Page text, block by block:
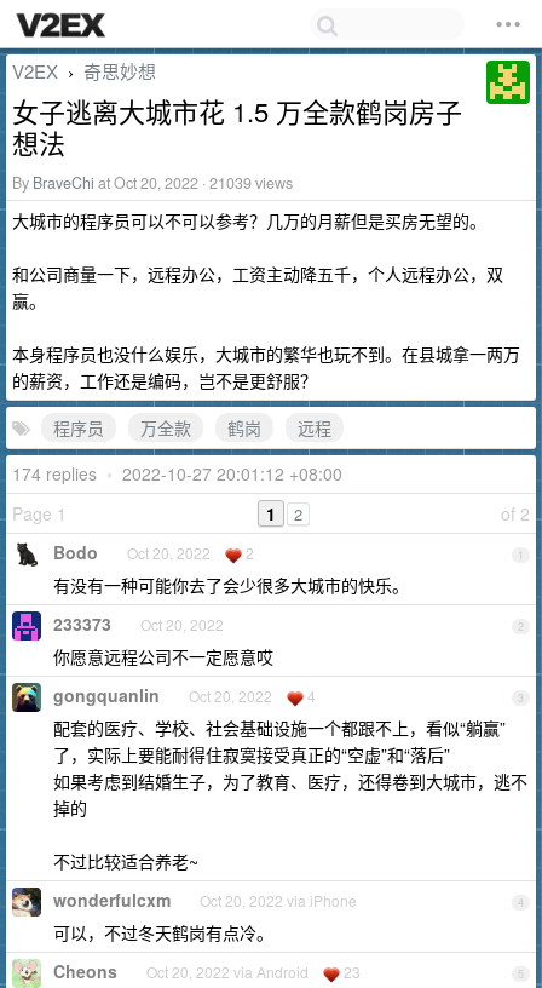
V2EX › 奇思妙想
女子逃离大城市花 1.5 万全款鹤岗房子
想法
By BraveChi at Oct 20, 2022 · 21039 views
大城市的程序员可以不可以参考？几万的月薪但是买房无望的。
和公司商量一下，远程办公，工资主动降五千，个人远程办公，双
赢。
本身程序员也没什么娱乐，大城市的繁华也玩不到。在县城拿一两万
的薪资，工作还是编码，岂不是更舒服？
程序员
万全款 鹤岗
远程
174 replies • 2022-10-27 20:01:12 +08:00
Page 1
of 2
1 2
1
Bodo Oct 20, 2022 2
有没有一种可能你去了会少很多大城市的快乐。
2
233373 Oct 20, 2022
你愿意远程公司不一定愿意哎
3
gongquanlin Oct 20, 2022 4
配套的医疗、学校、社会基础设施一个都跟不上，看似“躺赢”
了，实际上要能耐得住寂寞接受真正的“空虚”和“落后”
如果考虑到结婚生子，为了教育、医疗，还得卷到大城市，逃不
掉的
不过比较适合养老~
4
wonderfulcxm Oct 20, 2022 via iPhone
可以，不过冬天鹤岗有点冷。
5
Cheons Oct 20, 2022 via Android 23